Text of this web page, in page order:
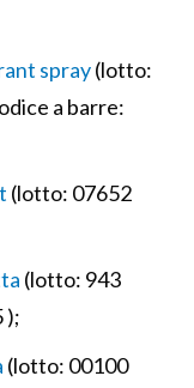
spray(lotto:
a barre:
(lotto: 07652
(lotto: 943
);
(lotto: 00100